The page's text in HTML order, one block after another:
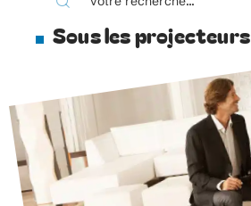
Sous les projecteurs